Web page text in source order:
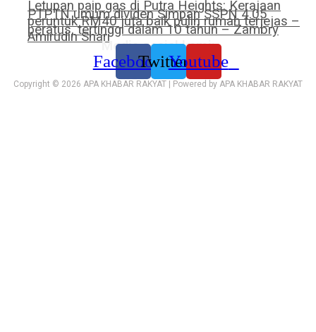
Letupan paip gas di Putra Heights: Kerajaan
peruntuk RM40 juta baik pulih rumah terjejas –
Amirudin Shari
PTPTN umum dividen Simpan SSPN 4.05
peratus, tertinggi dalam 10 tahun – Zambry
Media sosial kami:
FacebookTwitterYoutube
Copyright © 2026 APA KHABAR RAKYAT | Powered by APA KHABAR RAKYAT